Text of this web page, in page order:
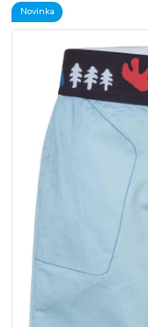
Novinka